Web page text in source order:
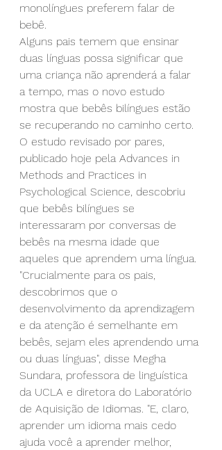
monolíngues preferem falar de
bebê.
Alguns pais temem que ensinar
duas línguas possa significar que
uma criança não aprenderá a falar
a tempo, mas o novo estudo
mostra que bebês bilíngues estão
se recuperando no caminho certo.
O estudo revisado por pares,
publicado hoje pela Advances in
Methods and Practices in
Psychological Science, descobriu
que bebês bilíngues se
interessaram por conversas de
bebês na mesma idade que
aqueles que aprendem uma língua.
"Crucialmente para os pais,
descobrimos que o
desenvolvimento da aprendizagem
e da atenção é semelhante em
bebês, sejam eles aprendendo uma
ou duas línguas", disse Megha
Sundara, professora de linguística
da UCLA e diretora do Laboratório
de Aquisição de Idiomas. "E, claro,
aprender um idioma mais cedo
ajuda você a aprender melhor,